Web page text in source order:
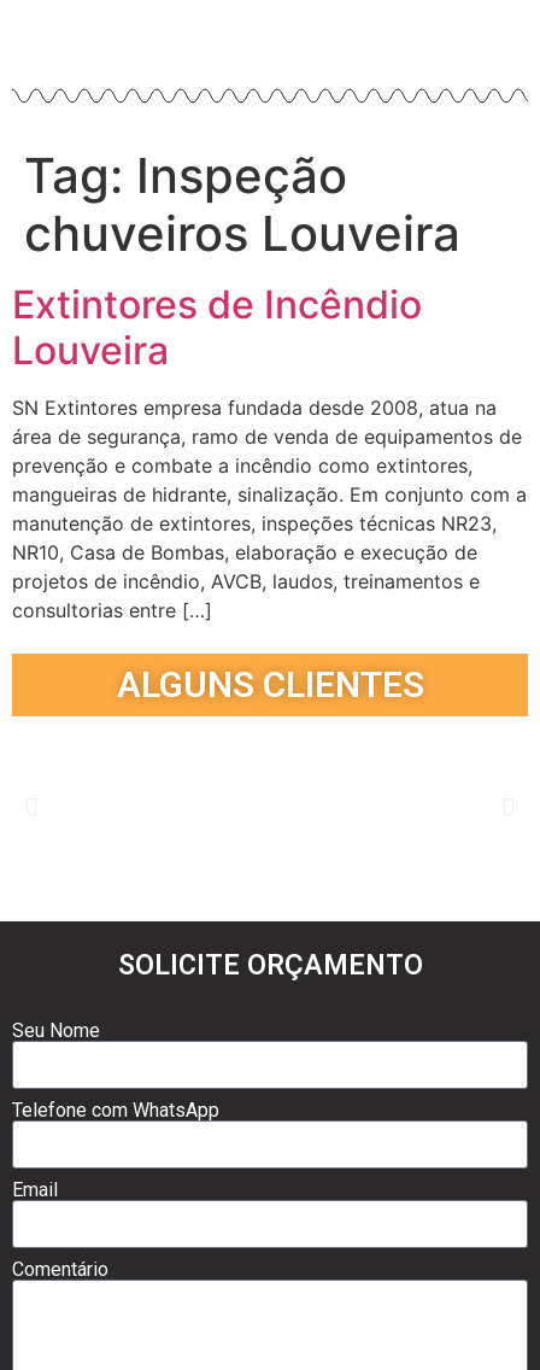
Tag: Inspeção
chuveiros Louveira
Extintores de Incêndio
Louveira
SN Extintores empresa fundada desde 2008, atua na
área de segurança, ramo de venda de equipamentos de
prevenção e combate a incêndio como extintores,
mangueiras de hidrante, sinalização. Em conjunto com a
manutenção de extintores, inspeções técnicas NR23,
NR10, Casa de Bombas, elaboração e execução de
projetos de incêndio, AVCB, laudos, treinamentos e
consultorias entre […]
ALGUNS CLIENTES
SOLICITE ORÇAMENTO
Seu Nome
Telefone com WhatsApp
Email
Comentário